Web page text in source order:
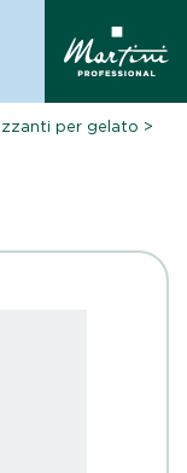
per gelato >